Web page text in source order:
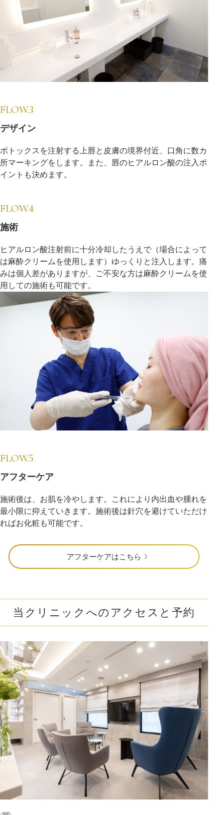
FLOW.3
デザイン
ボトックスを注射する上唇と皮膚の境界付近、口角に数カ
所マーキングをします。また、唇のヒアルロン酸の注入ポ
イントも決めます。
FLOW.4
施術
ヒアルロン酸注射前に十分冷却したうえで（場合によって
は麻酔クリームを使用します）ゆっくりと注入します。痛
みは個人差がありますが、ご不安な方は麻酔クリームを使
用しての施術も可能です。
FLOW.5
アフターケア
施術後は、お肌を冷やします。これにより内出血や腫れを
最小限に抑えていきます。施術後は針穴を避けていただけ
ればお化粧も可能です。
アフターケアはこちら
当クリニックへのアクセスと予約